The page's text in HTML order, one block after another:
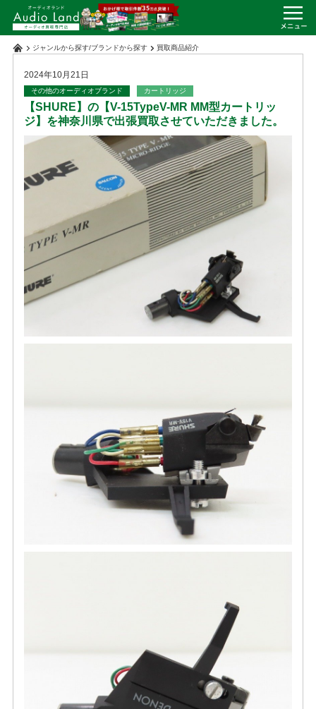
ジャンルから探す/ブランドから探す 買取商品紹介
2024年10月21日
その他のオーディオブランド カートリッジ
【SHURE】の【V-15TypeV-MR MM型カートリッ
ジ】を神奈川県で出張買取させていただきました。